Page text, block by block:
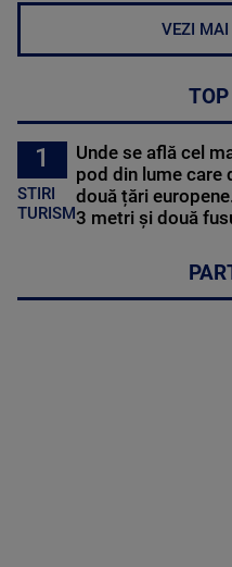
VEZI MAI
1
STIRI
TURISM
Unde se află cel
pod din lume care
două țări
3 metri și două